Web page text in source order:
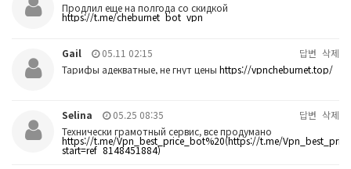
Продлил еще на полгода со скидкой
https://t.me/cheburnet_bot_vpn
Gail 05.11 02:15 답변 삭제
Тарифы адекватные, не гнут цены https://vpncheburnet.top/
Selina 05.25 08:35 답변 삭제
Технически грамотный сервис, все продумано
https://t.me/Vpn_best_price_bot%20(https://t.me/
start=ref_8148451884)